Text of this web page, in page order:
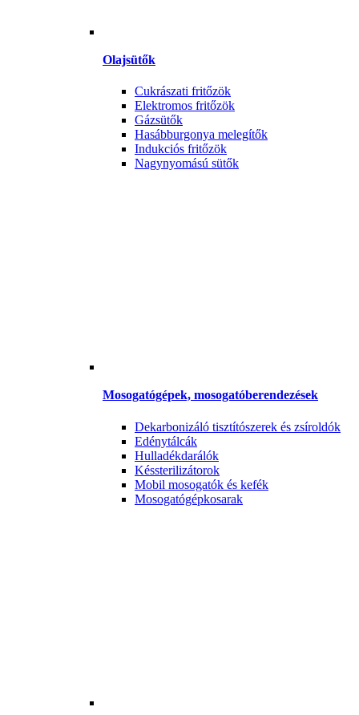
Olajsütők
Cukrászati fritőzök
Elektromos fritőzök
Gázsütők
Hasábburgonya melegítők
Indukciós fritőzök
Nagynyomású sütők
Mosogatógépek, mosogatóberendezések
Dekarbonizáló tisztítószerek és zsíroldók
Edénytálcák
Hulladékdarálók
Késsterilizátorok
Mobil mosogatók és kefék
Mosogatógépkosarak